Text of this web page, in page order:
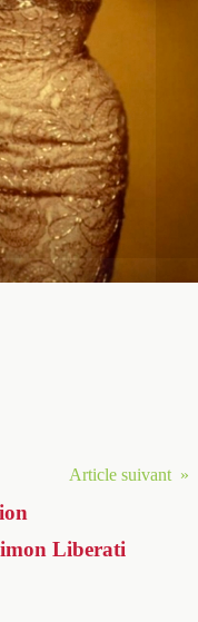
Article suivant »
Liberati